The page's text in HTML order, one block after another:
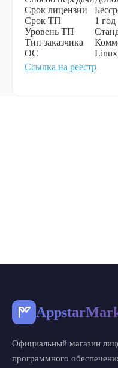
Срок лицензии
Срок ТП
1 год
Уровень ТП
Тип заказчика
ОС
Linux
Ссылка на реестр
Официальный магазин
программного